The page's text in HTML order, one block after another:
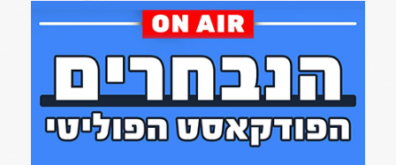
אי-הישארותם של אזרחים ללא חשמל
בעת איום בטחוני; לילך סיגן, חוקרת
תקשורת באונ' בר אילן, על מחקר חדש
על הדרך שבה הניו יורק טיימס דיווח על
אבדות בעזה במהלך שנתיים של מלחמה;
נדבר גם עם כרם נבו, סמנכ"לית צמיחה
ברשות החדשנות על המסלול המהיר של